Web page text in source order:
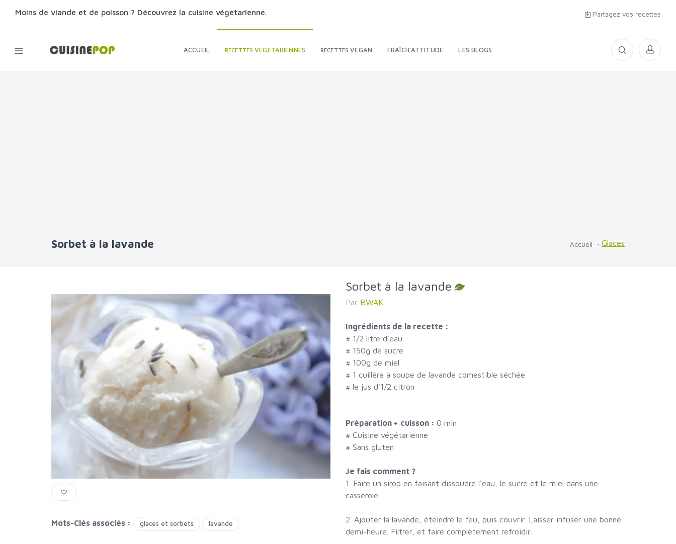
Moins de viande et de poisson ? Découvrez la cuisine végétarienne. Partagez vos recettes
ACCUEIL RECETTESVÉGÉTARIENNES RECETTESVEGAN FRAÎCH'ATTITUDE LES BLOGS
Sorbet à la lavande Accueil Glaces
Mots-Clés associés : glaces et sorbets lavande
Sorbet à la lavande
Par BWAK
Ingrédients de la recette :
# 1/2 litre d'eau
# 150g de sucre
# 100g de miel
# 1 cuillère à soupe de lavande comestible séchée
# le jus d'1/2 citron
Préparation + cuisson : 0 min
# Cuisine végétarienne
# Sans gluten
Je fais comment ?
1. Faire un sirop en faisant dissoudre l'eau, le sucre et le miel dans une
casserole.
2. Ajouter la lavande, éteindre le feu, puis couvrir. Laisser infuser une bonne
demi-heure. Filtrer, et faire complètement refroidir.